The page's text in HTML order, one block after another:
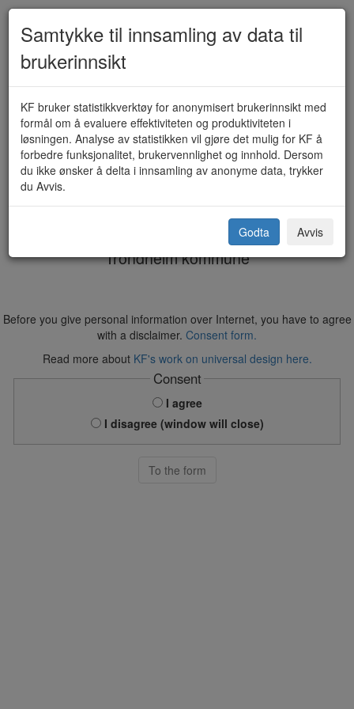
Søknadsskjema for individuelt
tilrettelagt opplæring -
Opplæringsloven § 18-2, 19-5 og
19-6
Trondheim kommune
Before you give personal information over Internet, you have to agree
with a disclaimer. Consent form.
Read more about KF's work on universal design here.
Consent
I agree
I disagree (window will close)
To the form
Samtykke til innsamling av data til
brukerinnsikt
KF bruker statistikkverktøy for anonymisert brukerinnsikt med
formål om å evaluere effektiviteten og produktiviteten i
løsningen. Analyse av statistikken vil gjøre det mulig for KF å
forbedre funksjonalitet, brukervennlighet og innhold. Dersom
du ikke ønsker å delta i innsamling av anonyme data, trykker
du Avvis.
Godta Avvis